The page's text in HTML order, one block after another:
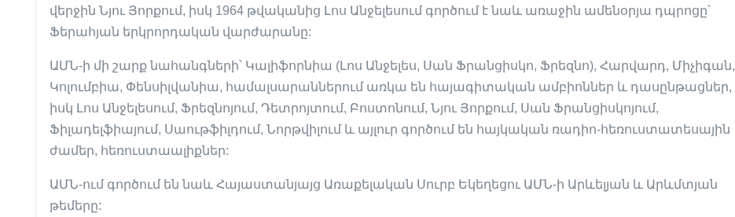
վերջին Նյու Յորքում, իսկ 1964 թվականից Լոս Անջելեսում գործում է նաև առաջին ամենօրյա դպրոցը՝
Ֆերահյան երկրորդական վարժարանը:
ԱՄՆ-ի մի շարք նահանգների՝ Կալիֆորնիա (Լոս Անջելես, Սան Ֆրանցիսկո, Ֆրեզնո), Հարվարդ, Միչիգան,
Կոլումբիա, Փենսիլվանիա, համալսարաններում առկա են հայագիտական ամբիոններ և դասընթացներ,
իսկ Լոս Անջելեսում, Ֆրեզնոյում, Դետրոյտում, Բոստոնում, Նյու Յորքում, Սան Ֆրանցիսկոյում,
Ֆիլադելֆիայում, Սաութֆիլդում, Նորթվիլում և այլուր գործում են հայկական ռադիո-հեռուստատեսային
ժամեր, հեռուստաալիքներ:
ԱՄՆ-ում գործում են նաև Հայաստանյայց Առաքելական Սուրբ Եկեղեցու ԱՄՆ-ի Արևելյան և Արևմտյան
թեմերը: